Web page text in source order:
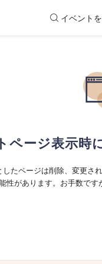
イベント
ページ表示時
したページは削除、変更さ
性があります。お手数です